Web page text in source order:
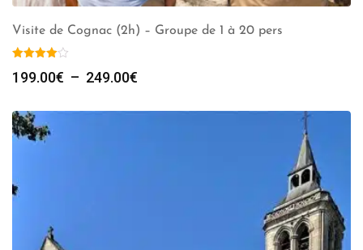
Visite de Cognac (2h) – Groupe de 1 à 20 pers
199.00€ – 249.00€
prix :